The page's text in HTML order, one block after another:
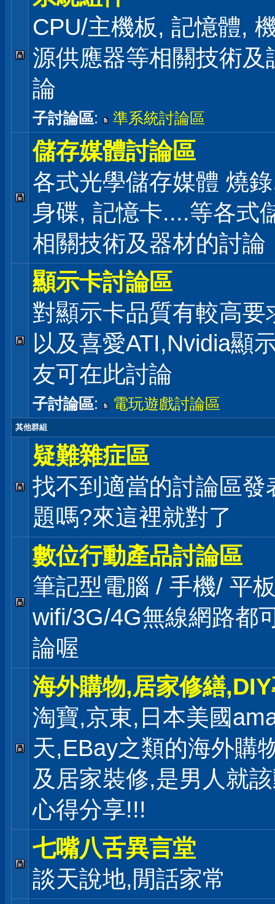
CPU/主機板, 記憶體,
源供應器等相關技術及
論
子討論區: 準系統討論區
儲存媒體討論區
各式光學儲存媒體 燒
身碟, 記憶卡....等各式
相關技術及器材的討論
顯示卡討論區
對顯示卡品質有較高要
以及喜愛ATI,Nvidia顯
友可在此討論
子討論區: 電玩遊戲討論區
其他群組
疑難雜症區
找不到適當的討論區發
題嗎?來這裡就對了
數位行動產品討論區
筆記型電腦 / 手機/ 平
wifi/3G/4G無線網路都
論喔
海外購物,居家修繕
淘寶,京東,日本美國
天,EBay之類的海外購
及居家裝修,是男人就
心得分享!!!
七嘴八舌異言堂
談天說地,閒話家常